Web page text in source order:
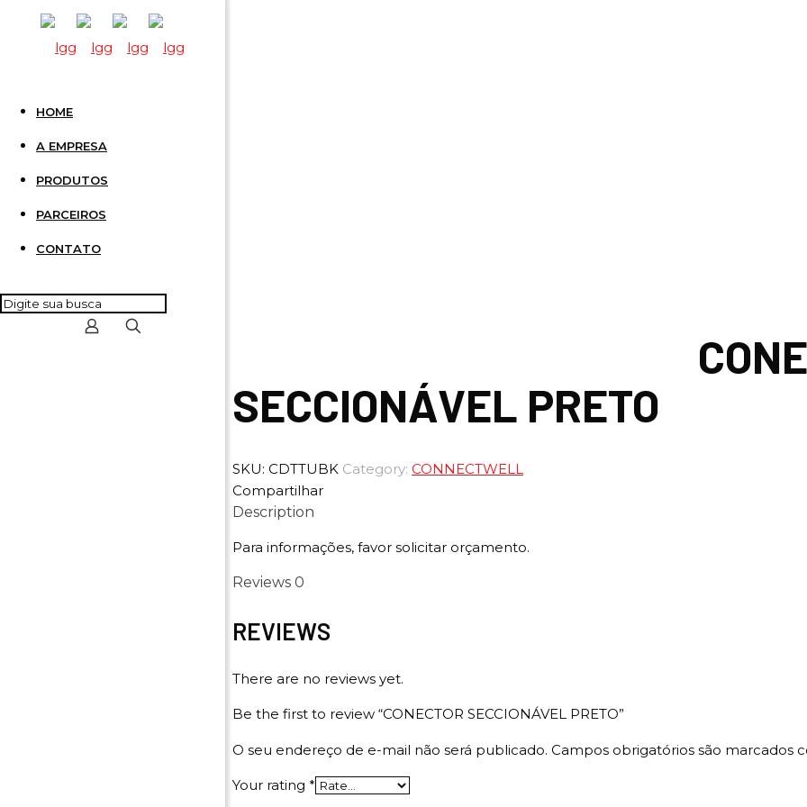
HOME
A EMPRESA
PRODUTOS
PARCEIROS
CONTATO
SECCIONÁVEL PRETO
SKU: CDTTUBK Category: CONNECTWELL
Compartilhar
Description
Para informações, favor solicitar orçamento.
Reviews 0
REVIEWS
There are no reviews yet.
Be the first to review “CONECTOR SECCIONÁVEL PRETO”
O seu endereço de e-mail não será publicado. Campos obrigatórios são marcados
Your rating *